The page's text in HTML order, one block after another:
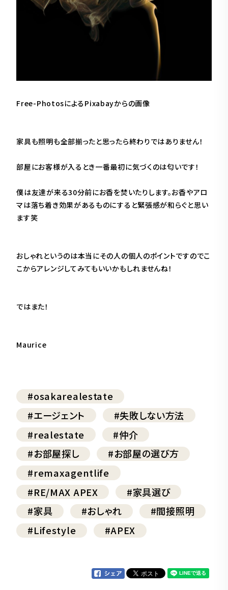
Free-Photosによる Pixabayからの画像
家具も照明も全部揃ったと思ったら終わりではありません！
部屋にお客様が入るとき一番最初に気づくのは匂いです！
僕は友達が来る30分前にお香を焚いたりします。お香やアロ
マは落ち着き効果があるものにすると緊張感が和らぐと思い
ます笑
おしゃれというのは本当にその人の個人のポイントですのでこ
こからアレンジしてみてもいいかもしれませんね！
ではまた！
Maurice
#osakarealestate
#エージェント
#失敗しない方法
#realestate
#仲介
#お部屋探し
#お部屋の選び方
#remaxagentlife
#RE/MAX APEX
#家具選び
#家具
#おしゃれ
#間接照明
#Lifestyle
#APEX